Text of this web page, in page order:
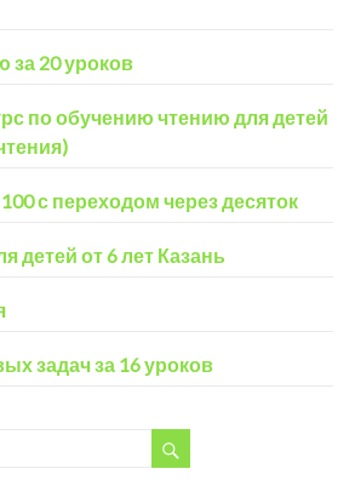
за 20 уроков
по обучению чтению для детей
с переходом через десяток
детей от 6 лет Казань
задач за 16 уроков